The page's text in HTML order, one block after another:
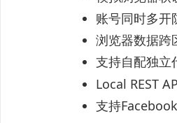
账号同时多开
浏览器数据跨
支持自配独立
Local REST
支持